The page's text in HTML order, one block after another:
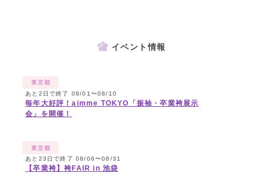
イベント情報
東京都
あと2日で終了 08/01〜08/10
毎年大好評！aimme TOKYO「振袖・卒業袴展示
会」を開催！
東京都
あと23日で終了 08/06〜08/31
【卒業袴】袴FAIR in 池袋